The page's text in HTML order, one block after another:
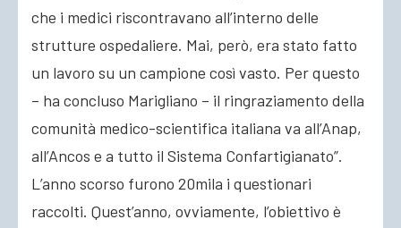
che i medici riscontravano all’interno delle
strutture ospedaliere. Mai, però, era stato fatto
un lavoro su un campione così vasto. Per questo
– ha concluso Marigliano – il ringraziamento della
comunità medico-scientifica italiana va all’Anap,
all’Ancos e a tutto il Sistema Confartigianato”.
L’anno scorso furono 20mila i questionari
raccolti. Quest’anno, ovviamente, l’obiettivo è